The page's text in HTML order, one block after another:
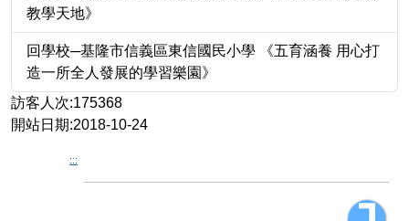
教學天地》
回學校─基隆市信義區東信國民小學 《五育涵養 用心打
造一所全人發展的學習樂園》
訪客人次:175368
開站日期:2018-10-24
:::